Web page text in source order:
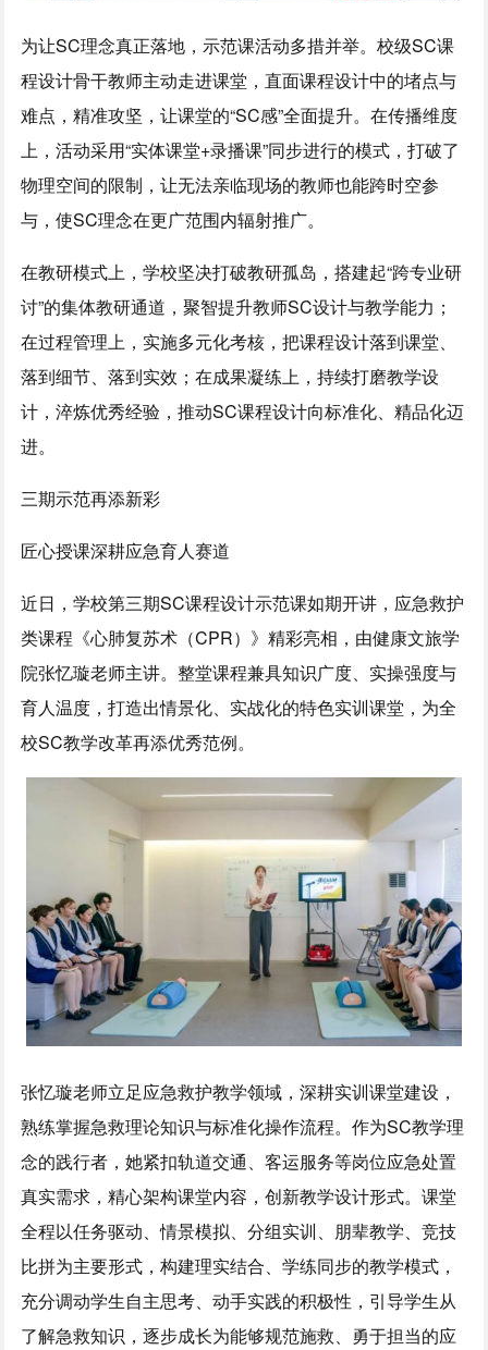
为让SC理念真正落地，示范课活动多措并举。校级SC课
程设计骨干教师主动走进课堂，直面课程设计中的堵点与
难点，精准攻坚，让课堂的“SC感”全面提升。在传播维度
上，活动采用“实体课堂+录播课”同步进行的模式，打破了
物理空间的限制，让无法亲临现场的教师也能跨时空参
与，使SC理念在更广范围内辐射推广。
在教研模式上，学校坚决打破教研孤岛，搭建起“跨专业研
讨”的集体教研通道，聚智提升教师SC设计与教学能力；
在过程管理上，实施多元化考核，把课程设计落到课堂、
落到细节、落到实效；在成果凝练上，持续打磨教学设
计，淬炼优秀经验，推动SC课程设计向标准化、精品化迈
进。
三期示范再添新彩
匠心授课深耕应急育人赛道
近日，学校第三期SC课程设计示范课如期开讲，应急救护
类课程《心肺复苏术（CPR）》精彩亮相，由健康文旅学
院张忆璇老师主讲。整堂课程兼具知识广度、实操强度与
育人温度，打造出情景化、实战化的特色实训课堂，为全
校SC教学改革再添优秀范例。
张忆璇老师立足应急救护教学领域，深耕实训课堂建设，
熟练掌握急救理论知识与标准化操作流程。作为SC教学理
念的践行者，她紧扣轨道交通、客运服务等岗位应急处置
真实需求，精心架构课堂内容，创新教学设计形式。课堂
全程以任务驱动、情景模拟、分组实训、朋辈教学、竞技
比拼为主要形式，构建理实结合、学练同步的教学模式，
充分调动学生自主思考、动手实践的积极性，引导学生从
了解急救知识，逐步成长为能够规范施救、勇于担当的应